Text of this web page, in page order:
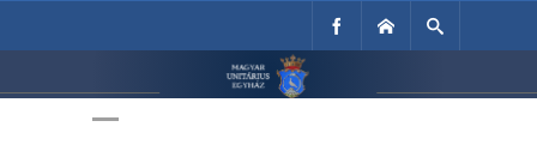
Unitárius Egyház